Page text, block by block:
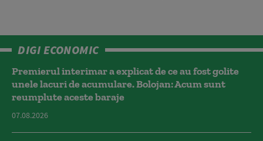
DIGI ECONOMIC
Premierul interimar a explicat de ce au fost golite
unele lacuri de acumulare. Bolojan: Acum sunt
reumplute aceste baraje
07.08.2026